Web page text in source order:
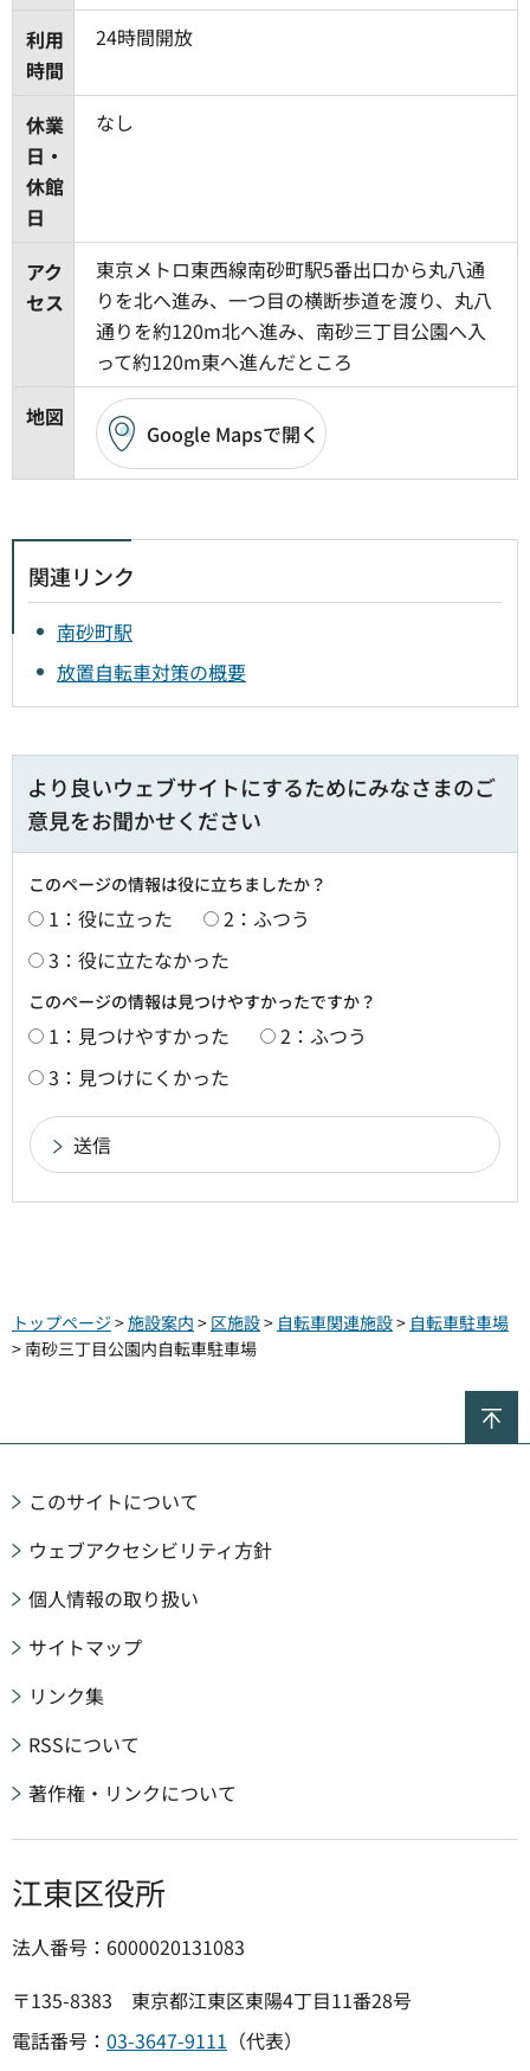
利用
時間
24時間開放
休業
日・
休館
日
なし
アク
セス
東京メトロ東西線南砂町駅5番出口から丸八通
りを北へ進み、一つ目の横断歩道を渡り、丸八
通りを約120m北へ進み、南砂三丁目公園へ入
って約120m東へ進んだところ
地図
Google Mapsで開く
関連リンク
南砂町駅
放置自転車対策の概要
より良いウェブサイトにするためにみなさまのご
意見をお聞かせください
このページの情報は役に立ちましたか？
1：役に立った
2：ふつう
3：役に立たなかった
このページの情報は見つけやすかったですか？
1：見つけやすかった
2：ふつう
3：見つけにくかった
トップページ >施設案内 > 区施設> 自転車関連施設> 自転車駐車場
> 南砂三丁目公園内自転車駐車場
このサイトについて
ウェブアクセシビリティ方針
個人情報の取り扱い
サイトマップ
リンク集
RSSについて
著作権・リンクについて
江東区役所
法人番号：6000020131083
〒135-8383 東京都江東区東陽4丁目11番28号
電話番号： 03-3647-9111 （代表）